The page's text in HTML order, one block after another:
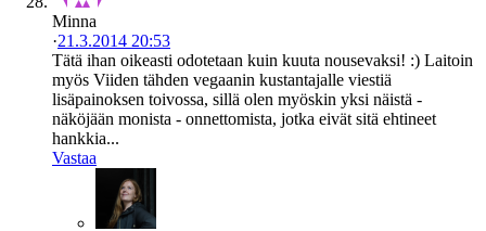
Minna
·21.3.2014 20:53
Tätä ihan oikeasti odotetaan kuin kuuta nousevaksi! :) Laitoin
myös Viiden tähden vegaanin kustantajalle viestiä
lisäpainoksen toivossa, sillä olen myöskin yksi näistä -
näköjään monista - onnettomista, jotka eivät sitä ehtineet
hankkia...
Vastaa